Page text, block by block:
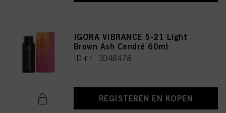
IGORA VIBRANCE 5-21 Light
Brown Ash Cendré 60ml
ID-nr. 3048478
REGISTEREN EN KOPEN